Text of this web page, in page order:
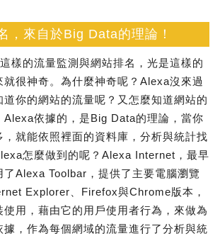
，來自於Big Data的理論！
樣的流量監測與網站排名，光是這樣的
就很神奇。為什麼神奇呢？Alexa沒來過
你的網站的流量呢？又怎麼知道網站的
Alexa依據的，是Big Data的理論，當你
，就能依照裡面的資料庫，分析與統計找
怎麼做到的呢？Alexa Internet，最早
了Alexa Toolbar，提供了主要電腦瀏覽
Explorer、Firefox與Chrome版本，
用，藉由它的用戶使用者行為，來做為
，作為每個網域的流量進行了分析與統